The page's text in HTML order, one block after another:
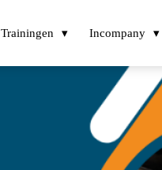
Trainingen Incompany